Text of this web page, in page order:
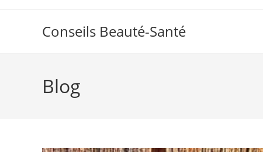
Conseils Beauté-Santé
Blog